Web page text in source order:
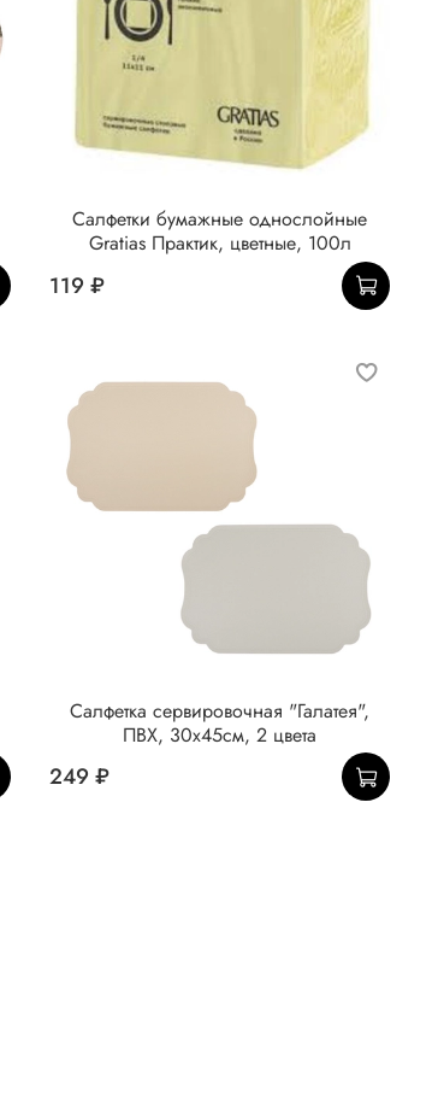
Салфетки бумажные однослойные
Gratias Практик, цветные, 100л
119 ₽
Салфетка сервировочная "Галатея",
ПВХ, 30x45см, 2 цвета
249 ₽